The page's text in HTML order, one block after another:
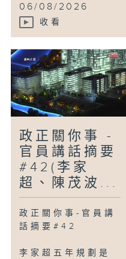
06/08/2026
收看
政正關你事 -
官員講話摘要
#42(李家
超、陳茂波...
政正關你事-官員講
話摘要#42
李家超五年規劃是